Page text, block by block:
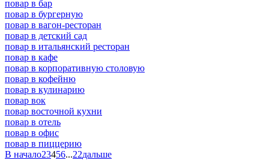
повар в бар
повар в бургерную
повар в вагон-ресторан
повар в детский сад
повар в итальянский ресторан
повар в кафе
повар в корпоративную столовую
повар в кофейню
повар в кулинарию
повар вок
повар восточной кухни
повар в отель
повар в офис
повар в пиццерию
В начало23456...22дальше